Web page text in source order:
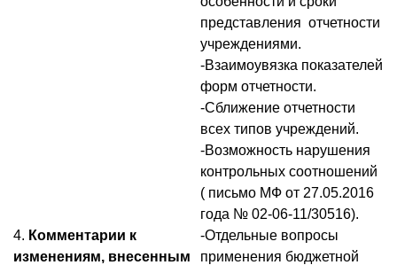
представления отчетности
учреждениями.
-Взаимоувязка показателей
форм отчетности.
-Сближение отчетности
всех типов учреждений.
-Возможность нарушения
контрольных соотношений
( письмо МФ от 27.05.2016
года № 02-06-11/30516).
4. Комментарии к
изменениям, внесенным
-Отдельные вопросы
применения бюджетной